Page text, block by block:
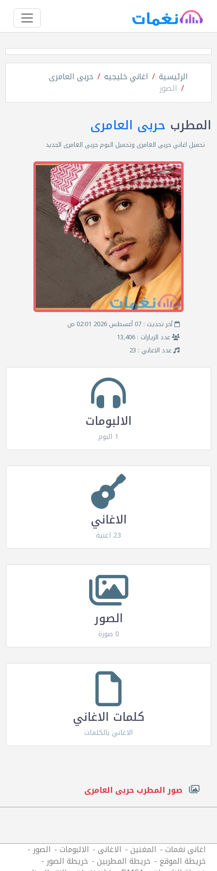
الرئيسية اغاني خليجيه حربى العامرى
الصور
المطرب حربى العامرى
تحميل اغاني حربى العامرى وتحميل البوم حربى العامرى الجديد
آخر تحديث : 07 أغسطس 2026 02:01 ص
عدد الزيارات : 13,406
عدد الاغاني : 23
الالبومات
1 البوم
الاغاني
23 اغنية
الصور
0 صورة
كلمات الاغاني
الاغاني بالكلمات
صور المطرب حربى العامرى
اغانى نغمات المغنين الاغانى الالبومات الصور
خريطة الموقع خريطة المطربين خريطة الصور